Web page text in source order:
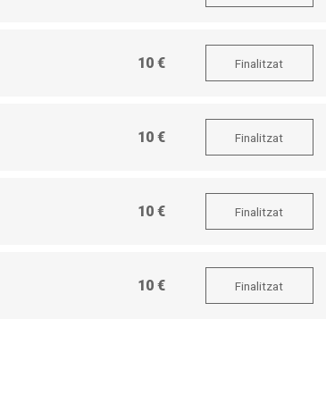
10 € Finalitzat
10 € Finalitzat
10 € Finalitzat
10 € Finalitzat